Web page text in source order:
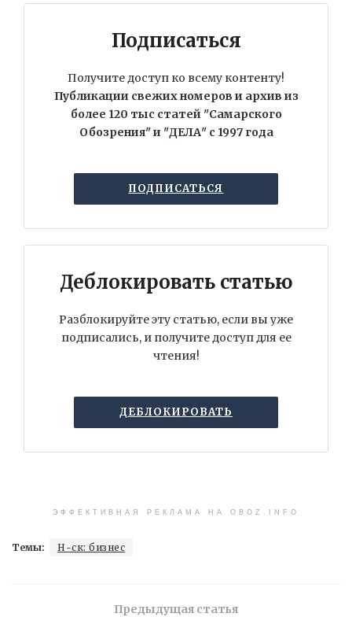
Подписаться
Получите доступ ко всему контенту!
Публикации свежих номеров и архив из
более 120 тыс статей "Самарского
Обозрения" и "ДЕЛА" с 1997 года
ПОДПИСАТЬСЯ
Деблокировать статью
Разблокируйте эту статью, если вы уже
подписались, и получите доступ для ее
чтения!
ДЕБЛОКИРОВАТЬ
ЭФФЕКТИВНАЯ РЕКЛАМА НА OBOZ.INFO
Темы: Н-ск: бизнес
Предыдущая статья